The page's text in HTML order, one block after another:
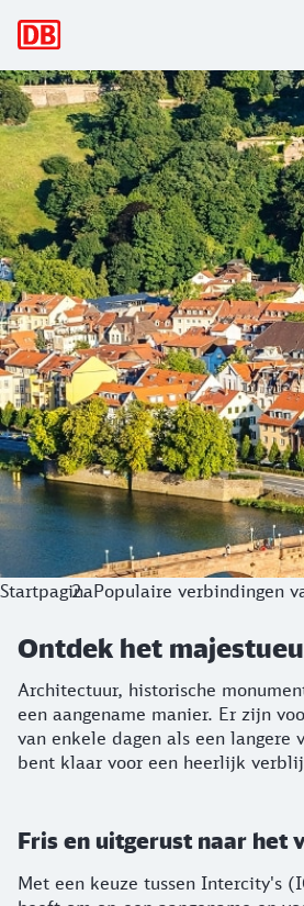
Ontdek het
Architectuur, historische
StartpaginaPopulaire verbindingen
Ontdek het
Architectuur, historische
een aangename manier. Er zijn
van enkele dagen als een
bent klaar voor een heerlijk
Fris en uitgerust naar het
Met een keuze tussen Intercity's